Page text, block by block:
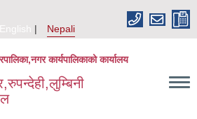
English
Nepali
कार्यपालिकाको कार्यालय